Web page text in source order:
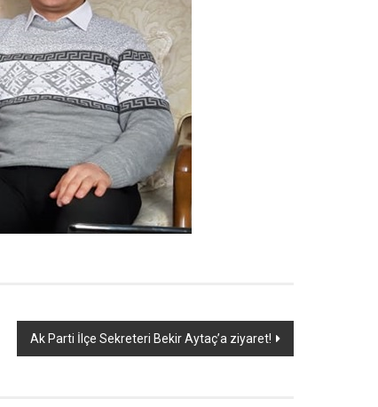
Ak Parti İlçe Sekreteri Bekir Aytaç’a ziyaret!